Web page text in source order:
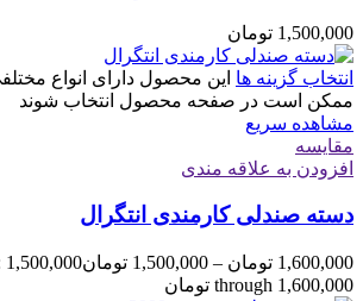
1,500,000 تومان
انتخاب گزینه ها این محصول دارای انواع
ممکن است در صفحه محصول انتخاب شوند
مشاهده سریع
مقایسه
افزودن به علاقه مندی
دسته صندلی کارمندی انتگرال
1,600,000 تومان –
1,500,000 تومان
through 1,600,000 تومان